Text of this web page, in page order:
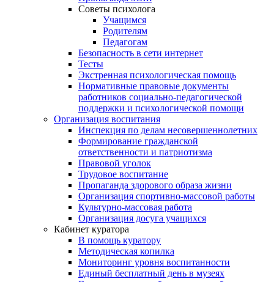
Советы психолога
Учащимся
Родителям
Педагогам
Безопасность в сети интернет
Тесты
Экстренная психологическая помощь
Нормативные правовые документы
работников социально-педагогической
поддержки и психологической помощи
Организация воспитания
Инспекция по делам несовершеннолетних
Формирование гражданской
ответственности и патриотизма
Правовой уголок
Трудовое воспитание
Пропаганда здорового образа жизни
Организация спортивно-массовой работы
Культурно-массовая работа
Организация досуга учащихся
Кабинет куратора
В помощь куратору
Методическая копилка
Мониторинг уровня воспитанности
Единый бесплатный день в музеях